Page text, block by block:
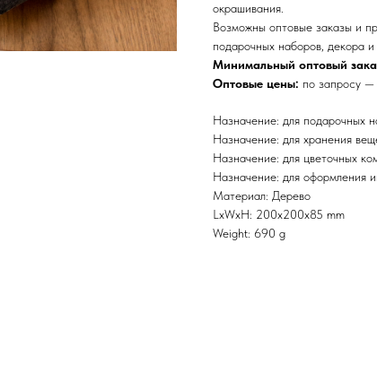
окрашивания.
Возможны оптовые заказы и
подарочных наборов, декора и
Минимальный оптовый
Оптовые цены: по запросу
Назначение: для подарочных
Назначение: для хранения
Назначение: для цветочных
Назначение: для оформления
Материал: Дерево
LxWxH: 200x200x85 mm
Weight: 690 g